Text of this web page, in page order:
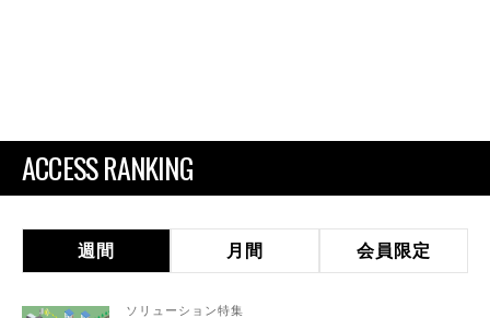
ACCESS RANKING
週間 月間 会員限定
ソリューション特集